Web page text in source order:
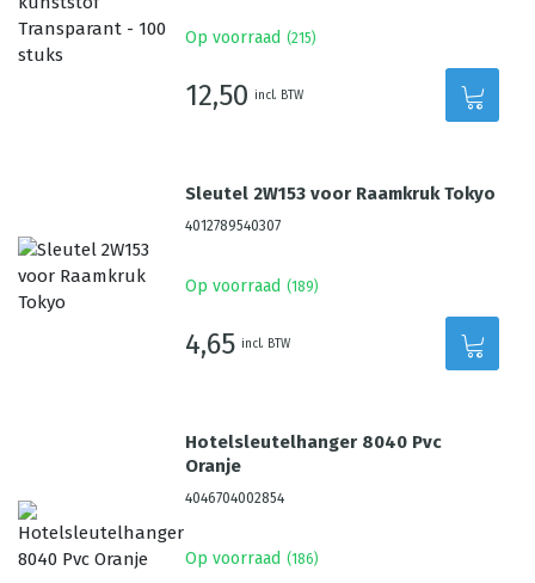
Op voorraad (215)
12,50 incl. BTW
Sleutel 2W153 voor Raamkruk Tokyo
4012789540307
Op voorraad (189)
4,65 incl. BTW
Hotelsleutelhanger 8040 Pvc
Oranje
4046704002854
Op voorraad (186)